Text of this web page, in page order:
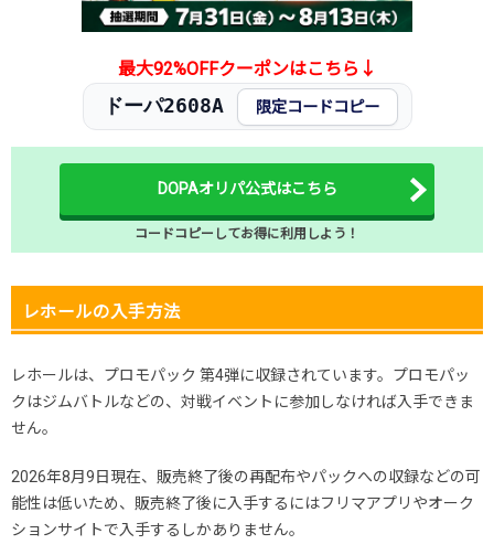
最大92%OFFクーポンはこちら↓
ドーパ2608A 限定コードコピー
DOPAオリパ公式はこちら
コードコピーしてお得に利用しよう！
レホールの入手方法
レホールは、プロモパック 第4弾に収録されています。プロモパッ
クはジムバトルなどの、対戦イベントに参加しなければ入手できま
せん。
2026年8月9日現在、販売終了後の再配布やパックへの収録などの可
能性は低いため、販売終了後に入手するにはフリマアプリやオーク
ションサイトで入手するしかありません。